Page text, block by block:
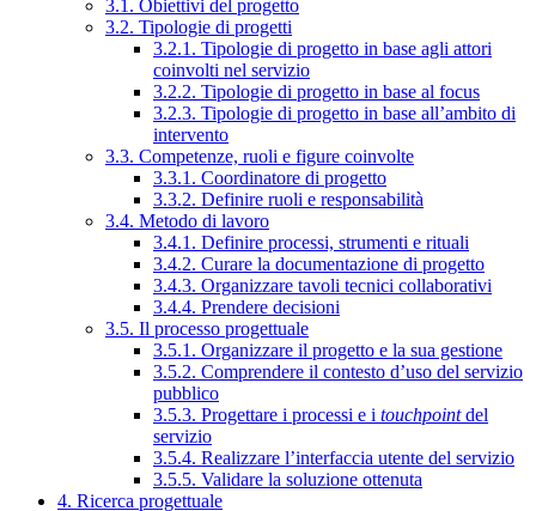
3.1. Obiettivi del progetto
3.2. Tipologie di progetti
3.2.1. Tipologie di progetto in base agli attori
coinvolti nel servizio
3.2.2. Tipologie di progetto in base al focus
3.2.3. Tipologie di progetto in base all’ambito di
intervento
3.3. Competenze, ruoli e figure coinvolte
3.3.1. Coordinatore di progetto
3.3.2. Definire ruoli e responsabilità
3.4. Metodo di lavoro
3.4.1. Definire processi, strumenti e rituali
3.4.2. Curare la documentazione di progetto
3.4.3. Organizzare tavoli tecnici collaborativi
3.4.4. Prendere decisioni
3.5. Il processo progettuale
3.5.1. Organizzare il progetto e la sua gestione
3.5.2. Comprendere il contesto d’uso del servizio
pubblico
3.5.3. Progettare i processi e i touchpointdel
servizio
3.5.4. Realizzare l’interfaccia utente del servizio
3.5.5. Validare la soluzione ottenuta
4. Ricerca progettuale